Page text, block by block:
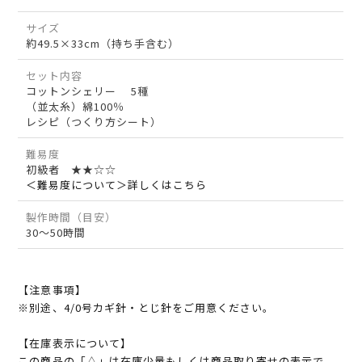
サイズ
約49.5×33cm（持ち手含む）
セット内容
コットンシェリー 5種
（並太糸）綿100％
レシピ（つくり方シート）
難易度
初級者 ★★☆☆
＜難易度について＞詳しくはこちら
製作時間（目安）
30～50時間
【注意事項】
※別途、4/0号カギ針・とじ針をご用意ください。
【在庫表示について】